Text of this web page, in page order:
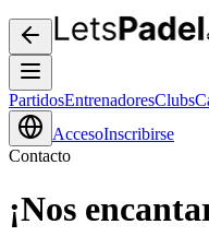
PartidosEntrenadoresClubs
AccesoInscribirse
Contacto
¡Nos